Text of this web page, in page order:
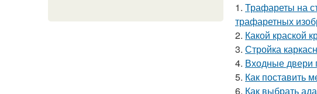
1. Трафареты на
трафаретных
2. Какой краской
3. Стройка
4. Входные двери
5. Как поставить
6. Как выбрать